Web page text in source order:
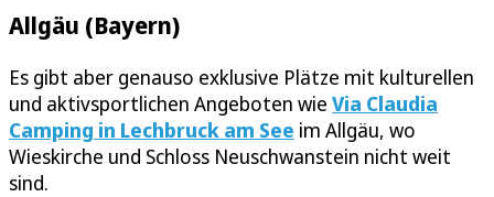
Allgäu (Bayern)
Es gibt aber genauso exklusive Plätze mit kulturellen
und aktivsportlichen Angeboten wie Via Claudia
Camping in Lechbruck am See im Allgäu, wo
Wieskirche und Schloss Neuschwanstein nicht weit
sind.